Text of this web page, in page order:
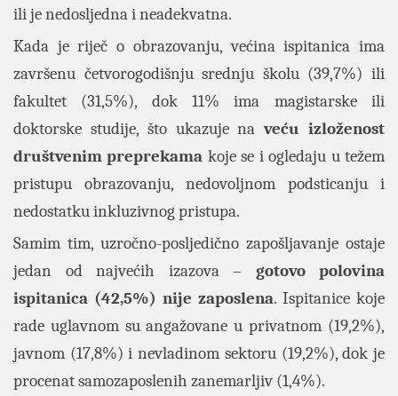
ili je nedosljedna i neadekvatna.
Kada je riječ o obrazovanju, većina ispitanica ima
završenu četvorogodišnju srednju školu (39,7%) ili
fakultet (31,5%), dok 11% ima magistarske ili
doktorske studije, što ukazuje naveću izloženost
društvenim preprekama koje se i ogledaju u težem
pristupu obrazovanju, nedovoljnom podsticanju i
nedostatku inkluzivnog pristupa.
Samim tim, uzročno-posljedično zapošljavanje ostaje
jedan od najvećih izazova – gotovo polovina
ispitanica (42,5%) nije zaposlena. Ispitanice koje
rade uglavnom su angažovane u privatnom (19,2%),
javnom (17,8%) i nevladinom sektoru (19,2%), dok je
procenat samozaposlenih zanemarljiv (1,4%).